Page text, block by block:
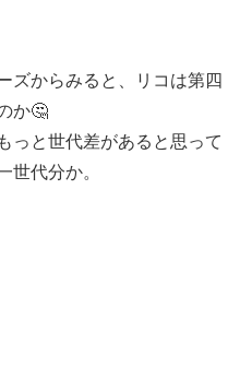
ズからみると、リコは第四
か🤔
っと世代差があると思って
世代分か。